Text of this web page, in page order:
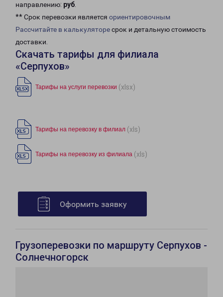
направлению: руб.
** Срок перевозки является ориентировочным
Рассчитайте в калькуляторесрок и детальную стоимость
доставки.
Скачать тарифы для филиала
«Серпухов»
Тарифы на услуги перевозки (xlsx)
Тарифы на перевозку в филиал (xls)
Тарифы на перевозку из филиала (xls)
Оформить заявку
Грузоперевозки по маршруту Серпухов -
Солнечногорск